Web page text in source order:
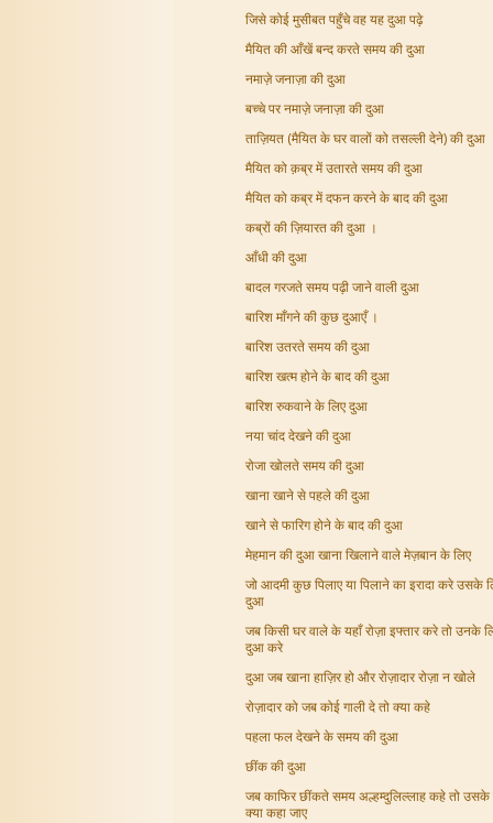
जिसे कोई मुसीबत पहुँचे वह यह दुआ पढ़े
मैयित की आँखें बन्द करते समय की दुआ
नमाज़े जनाज़ा की दुआ
बच्चे पर नमाज़े जनाज़ा की दुआ
ताज़ियत (मैयित के घर वालों को तसल्ली देने) की दुआ
मैयित को क़ब्र में उतारते समय की दुआ
मैयित को कब्र में दफन करने के बाद की दुआ
कब्रों की ज़ियारत की दुआ ।
आँधी की दुआ
बादल गरजते समय पढ़ी जाने वाली दुआ
बारिश माँगने की कुछ दुआएँ ।
बारिश उतरते समय की दुआ
बारिश खत्म होने के बाद की दुआ
बारिश रुकवाने के लिए दुआ
नया चांद देखने की दुआ
रोजा खोलते समय की दुआ
खाना खाने से पहले की दुआ
खाने से फारिग होने के बाद की दुआ
मेहमान की दुआ खाना खिलाने वाले मेज़बान के लिए
जो आदमी कुछ पिलाए या पिलाने का इरादा करे उसके
दुआ
जब किसी घर वाले के यहाँ रोज़ा इफ्तार करे तो उनके
दुआ करे
दुआ जब खाना हाज़िर हो और रोज़ादार रोज़ा न खोले
रोज़ादार को जब कोई गाली दे तो क्या कहे
पहला फल देखने के समय की दुआ
छींक की दुआ
जब काफिर छींकते समय अल्हम्दुलिल्लाह कहे तो उसके
क्या कहा जाए